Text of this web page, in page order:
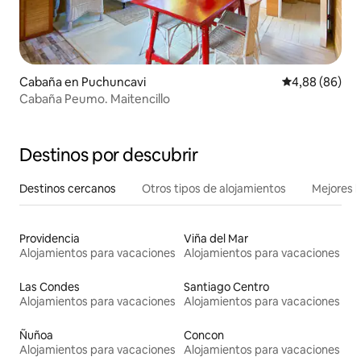
Cabaña en Puchuncavi Calificación
4,88 (86)
Cabaña Peumo. Maitencillo
Destinos por descubrir
Destinos cercanos Otros tipos de alojamientos Mejores
Providencia
Alojamientos para vacaciones
Viña del Mar
Alojamientos para vacaciones
Las Condes
Alojamientos para vacaciones
Santiago Centro
Alojamientos para vacaciones
Ñuñoa
Alojamientos para vacaciones
Concon
Alojamientos para vacaciones